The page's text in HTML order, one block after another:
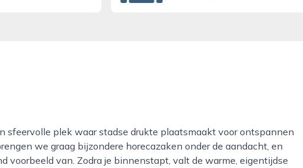
we graag bijzondere horecazaken onder de aandacht, en
voorbeeld van. Zodra je binnenstapt, valt de warme, eigentijdse